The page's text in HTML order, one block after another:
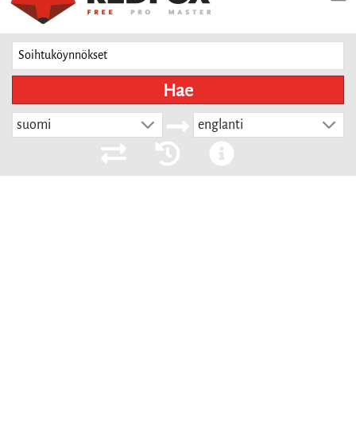
Hae
suomi englanti